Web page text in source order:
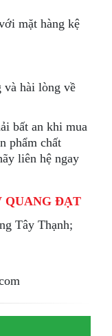
mặt hàng kệ
và hài lòng về
bất an khi mua
phẩm chất
liên hệ ngay
QUANG ĐẠT
Tây Thạnh;